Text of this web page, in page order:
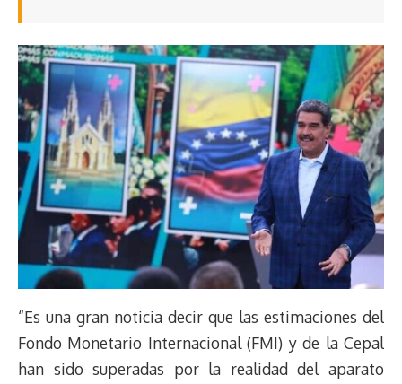
“Es una gran noticia decir que las estimaciones del
Fondo Monetario Internacional (FMI) y de la Cepal
han sido superadas por la realidad del aparato